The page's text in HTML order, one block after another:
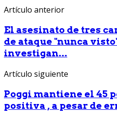
Artículo anterior
El asesinato de tres
de ataque "nunca
investigan...
Artículo siguiente
Poggi mantiene el 45
positiva , a pesar de